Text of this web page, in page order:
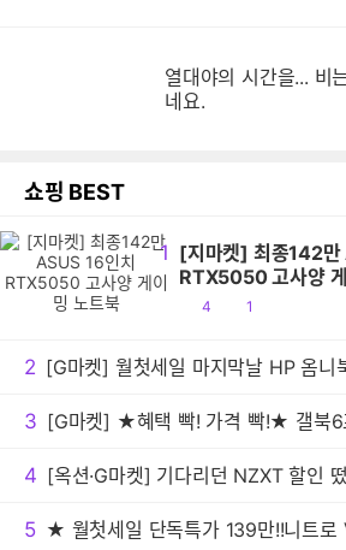
열대야의 시간을... 비
네요.
쇼핑 BEST
1 [지마켓] 최종142만
RTX5050 고사양
공
4
댓1
2
3
4
5